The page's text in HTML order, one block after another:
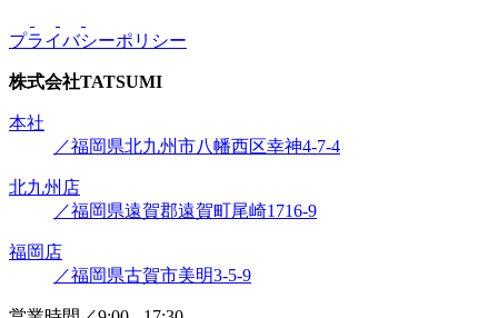
プライバシーポリシー
株式会社TATSUMI
本社
／福岡県北九州市八幡西区幸神4-7-4
北九州店
／福岡県遠賀郡遠賀町尾崎1716-9
福岡店
／福岡県古賀市美明3-5-9